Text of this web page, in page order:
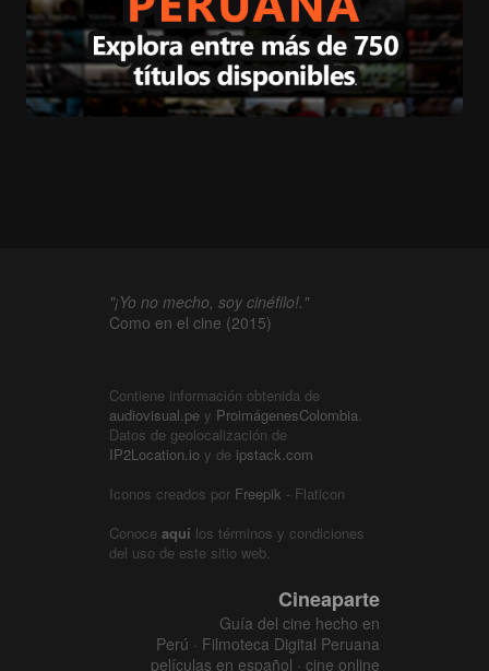
"¡Yo no mecho, soy cinéfilo!."
Como en el cine (2015)
Contiene información obtenida de
audiovisual.pe y ProimágenesColombia.
Datos de geolocalización de
IP2Location.io y de ipstack.com
Iconos creados por Freepik - Flaticon
Conoce aquí los términos y condiciones
del uso de este sitio web.
Cineaparte
Guía del cine hecho en
Perú · Filmoteca Digital Peruana
películas en español · cine online